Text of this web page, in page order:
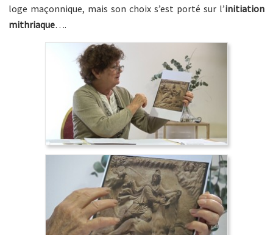
loge maçonnique, mais son choix s’est porté sur l’initiation
mithriaque….